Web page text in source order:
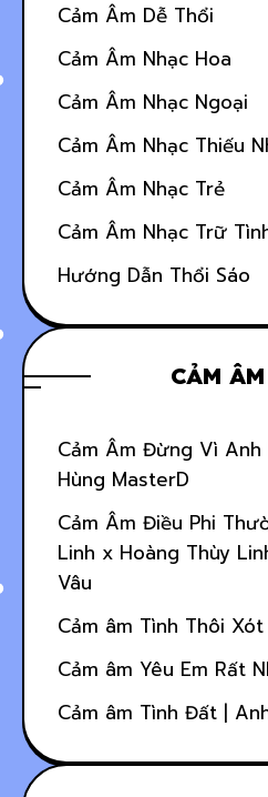
Cảm Âm Dễ Thổi
Cảm Âm Nhạc Hoa
Cảm Âm Nhạc Ngoại
Cảm Âm Nhạc Thiếu
Cảm Âm Nhạc Trẻ
Cảm Âm Nhạc Trữ
Hướng Dẫn Thổi Sáo
CẢM
Cảm Âm Đừng Vì Anh
Hùng MasterD
Cảm Âm Điều Phi
Linh x Hoàng Thùy
Vâu
Cảm âm Tình Thôi
Cảm âm Yêu Em Rất
Cảm âm Tình Đất |